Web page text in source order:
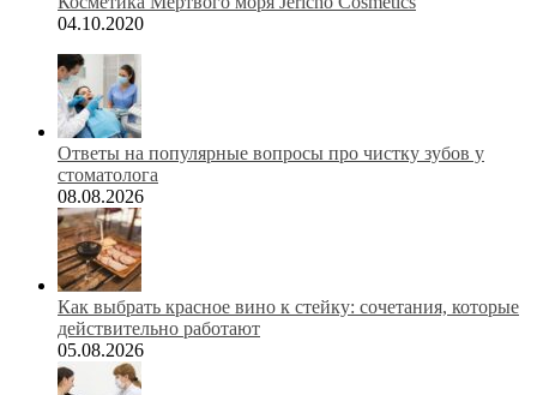
04.10.2020
Ответы на популярные вопросы про чистку зубов у
стоматолога
08.08.2026
Как выбрать красное вино к стейку: сочетания, которые
действительно работают
05.08.2026